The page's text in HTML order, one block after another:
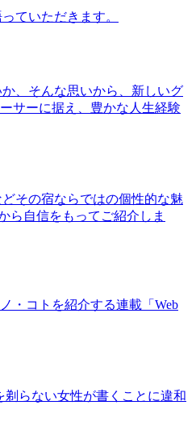
ていただきます。
、そんな思いから、新しいグ
サーに据え、豊かな人生経験
その宿ならではの個性的な魅
ら自信をもってご紹介しま
・コトを紹介する連載「Web
らない女性が書くことに違和